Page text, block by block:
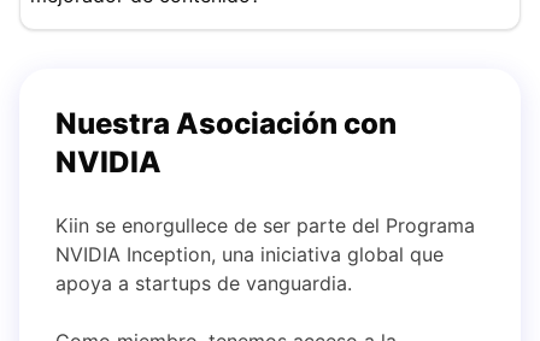
Nuestra Asociación con
NVIDIA
Kiin se enorgullece de ser parte del Programa
NVIDIA Inception, una iniciativa global que
apoya a startups de vanguardia.